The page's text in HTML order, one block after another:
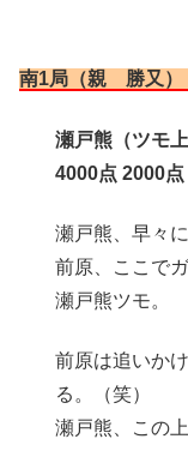
南1局（親 勝又）
瀬戸熊（ツモ
4000点 2000点
瀬戸熊、早々
前原、ここで
瀬戸熊ツモ。
前原は追いか
る。（笑）
瀬戸熊、この